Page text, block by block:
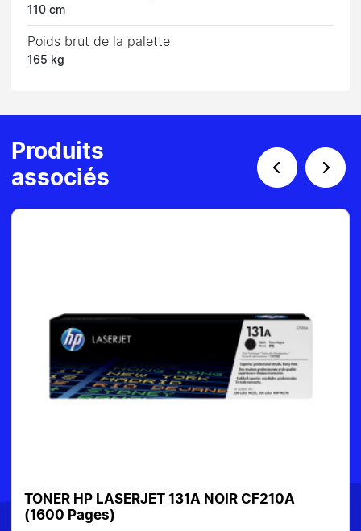
110 cm
Poids brut de la palette
165 kg
Produits
associés
TONER HP LASERJET 131A NOIR CF210A
(1600 Pages)